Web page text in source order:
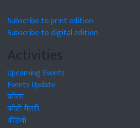
Subscribe to print edition
Subscribe to digital edition
Activities
Upcoming Events
Events Update
फोरम
फोटो गैलरी
वीडियो